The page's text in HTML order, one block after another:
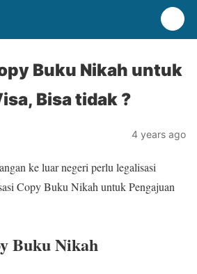
Buku Nikah untuk
Bisa tidak ?
4 years ago
ke luar negeri perlu legalisasi
Copy Buku Nikah untuk Pengajuan
Buku Nikah